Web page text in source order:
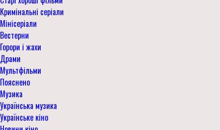
Кримінальні серіали
Мінісеріали
Вестерни
Горори і жахи
Драми
Мультфільми
Пояснено
Музика
Українська музика
Українське кіно